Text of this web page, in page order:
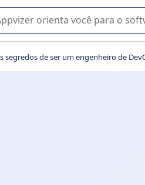
ou na seleção de software
segredos de ser um engenheiro de